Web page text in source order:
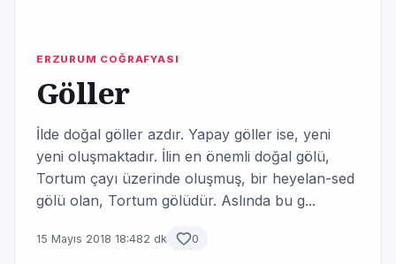
ERZURUM COĞRAFYASI
Göller
İlde doğal göller azdır. Yapay göller ise, yeni
yeni oluşmaktadır. İlin en önemli doğal gölü,
Tortum çayı üzerinde oluşmuş, bir heyelan-sed
gölü olan, Tortum gölüdür. Aslında bu g...
15 Mayıs 2018 18:482 dk 0